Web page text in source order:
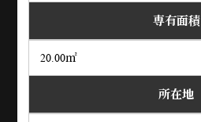
専有面積
20.00㎡
所在地